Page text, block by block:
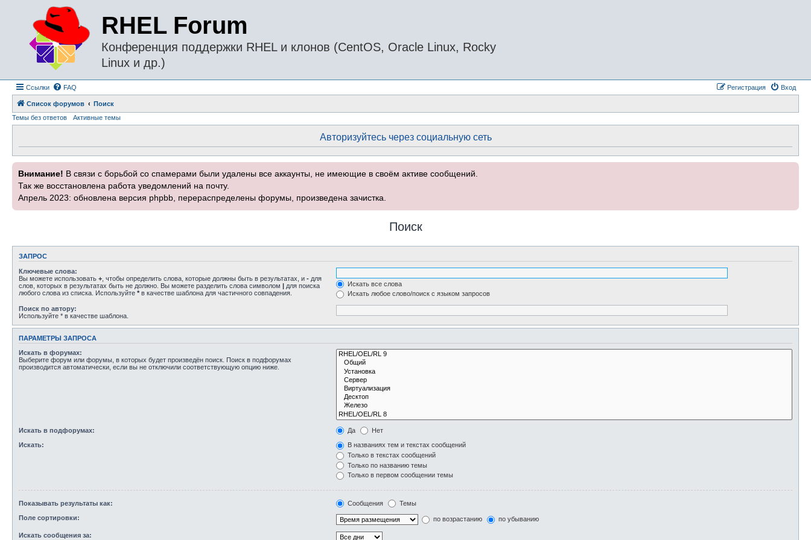
RHEL Forum
Конференция поддержки RHEL и клонов (CentOS, Oracle Linux, Rocky
Linux и др.)
Ссылки FAQ Вход
Регистрация
Список форумов
Поиск
Темы без ответов
Активные темы
Авторизуйтесь через социальную сеть
Внимание! В связи с борьбой со спамерами были удалены все аккаунты, не имеющие в своём активе сообщений.
Так же восстановлена работа уведомлений на почту.
Апрель 2023: обновлена версия phpbb, перераспределены форумы, произведена зачистка.
Поиск
ЗАПРОС
Ключевые слова:
Вы можете использовать + , чтобы определить слова, которые должны быть в результатах, и - для
слов, которых в результатах быть не должно. Вы можете разделить слова символом | для поиска
любого слова из списка. Используйте * в качестве шаблона для частичного совпадения.
Искать все слова
Искать любое слово/поиск с языком запросов
Поиск по автору:
Используйте * в качестве шаблона.
ПАРАМЕТРЫ ЗАПРОСА
Искать в форумах:
Выберите форум или форумы, в которых будет произведён поиск. Поиск в подфорумах
производится автоматически, если вы не отключили соответствующую опцию ниже.
Искать в подфорумах: Да Нет
Искать:
В названиях тем и текстах сообщений
Только в текстах сообщений
Только по названию темы
Только в первом сообщении темы
Показывать результаты как: Сообщения Темы
Поле сортировки: по возрастанию по убыванию
Искать сообщения за: